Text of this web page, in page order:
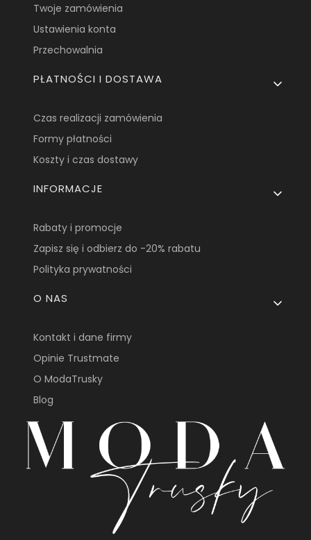
Twoje zamówienia
Ustawienia konta
Przechowalnia
PŁATNOŚCI I DOSTAWA
Czas realizacji zamówienia
Formy płatności
Koszty i czas dostawy
INFORMACJE
Rabaty i promocje
Zapisz się i odbierz do -20% rabatu
Polityka prywatności
O NAS
Kontakt i dane firmy
Opinie Trustmate
O ModaTrusky
Blog